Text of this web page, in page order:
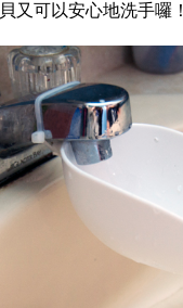
又可以安心地洗手囉！